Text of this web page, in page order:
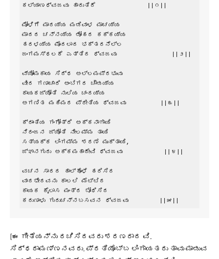
ಕಲ್ಯಾಣಧ್ವಜವು ಹಾರುತಿದೆ               ||೧||
ಮೋಳಿಗೆ ಮಾರಯ್ಯ ಮಡಿವಾಳ ಮಾಚಯ್ಯ
ಮಾದರ ಚನ್ನಯ್ಯ ಡೋಹರ ಕಕ್ಕಯ್ಯ
ಹರಳಯ್ಯ ಮೊದಲಾದ ಭಕ್ತರನೆಲ್ಲ
ಜಂಗಮಸ್ಥಲಕೆ ಎತ್ತಿದ ಧ್ವಜವು                ||೨||
ವ್ಯೋಮಕಾಯ ಸಿದ್ಧ ಅಲ್ಲಮಪ್ರಭುವು
ವೀರ ಗಣಾಚಾರಿ ಅಂಬಿಗರ ಚೌಡಯ್ಯ
ಕಾಯಕಜ್ಯೋತಿ ನುಲಿಯ ಚಂದಯ್ಯ
ಅಗಣಿತ ಮಹಿಮರ ಪ್ರೀತಿಯ ಧ್ವಜವು          ||೩||
ಕ್ರಾಂತಿಯ ಗಂಗೋತ್ರಿ ಅಕ್ಕನಾಗಾಯಿ
ನಿರಂಜನ ಜ್ಯೋತಿ ನೀಲಮ್ಮ ತಾಯಿ
ಸತ್ಯಕ್ಕ ಲಿಂಗಮ್ಮ ಶರಣೆ ಮುಕ್ತಾಯಿ,
ಜ್ಞಾನಗುರು ಅಕ್ಕಮಹಾದೇವಿ ಧ್ವಜವು            ||೪||
ವಚನ ಸಾರದ ಹಾಲ್ಹೊಳೆ ಹರಿಸಿದ
ವಾದಭೇದವನು ಕಾಲಲಿ ಮೆಟ್ಟಿದ
ಕಾಯಕ ಕೈಲಾಸ ಮಂತ್ರ ಬೋಧಿಸಿದ
ಕರುಣಾಳು ಗುರುಚನ್ನಬಸವನ ಧ್ವಜವು         ||೫||
[ಈ ಗೀತೆಯನ್ನು ರಚಿಸಿದವರು ಶರಣರಾದ ವಿ.
ಸಿದ್ಧರಾಮಣ್ಣನವರು. ಪ್ರತಿಯೊಬ್ಬ ಲಿಂಗಾಯತರು ತಾವು ಮಾಡುವ